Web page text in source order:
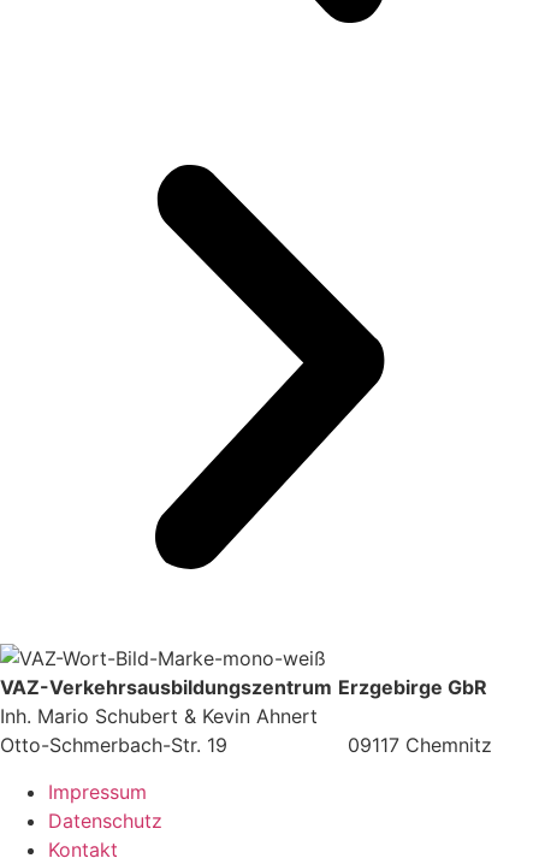
VAZ-Verkehrsausbildungszentrum Erzgebirge GbR
Inh. Mario Schubert & Kevin Ahnert
Otto-Schmerbach-Str. 19 09117 Chemnitz
Impressum
Datenschutz
Kontakt